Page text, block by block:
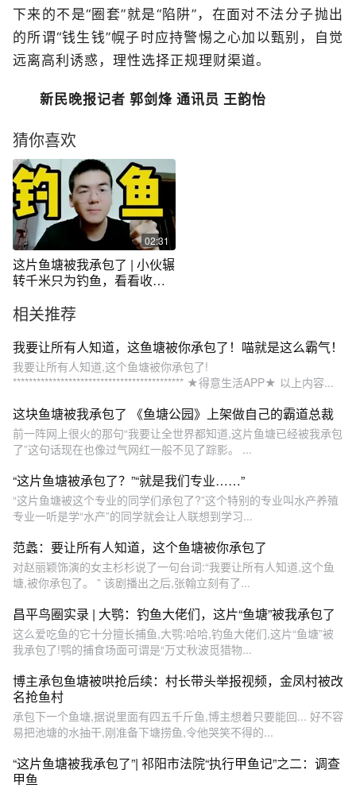
下来的不是“圈套”就是“陷阱”，在面对不法分子抛出
的所谓“钱生钱”幌子时应持警惕之心加以甄别，自觉
远离高利诱惑，理性选择正规理财渠道。
新民晚报记者 郭剑烽 通讯员 王韵怡
猜你喜欢
02:31
这片鱼塘被我承包了 | 小伙辗
转千米只为钓鱼，看看收获
相关推荐
我要让所有人知道，这鱼塘被你承包了！喵就是这么霸气！
我要让所有人知道,这个鱼塘被你承包了!
******************************************* ★得意生活APP★ 以上内容...
这块鱼塘被我承包了 《鱼塘公园》上架做自己的霸道总裁
前一阵网上很火的那句“我要让全世界都知道,这片鱼塘已经被我承包
了”这句话现在也像过气网红一般不见了踪影。 ...
“这片鱼塘被承包了？”“就是我们专业……”
“这片鱼塘被这个专业的同学们承包了?”这个特别的专业叫水产养殖
专业一听是学“水产”的同学就会让人联想到学习...
范蠡：要让所有人知道，这个鱼塘被你承包了
对赵丽颖饰演的女主杉杉说了一句台词:“我要让所有人知道,这个鱼
塘,被你承包了。 ” 该剧播出之后,张翰立刻有了...
昌平鸟圈实录 | 大鹗：钓鱼大佬们，这片“鱼塘”被我承包了
这么爱吃鱼的它十分擅长捕鱼,大鹗:哈哈,钓鱼大佬们,这片“鱼塘”被
我承包了!鹗的捕食场面可谓是“万丈秋波觅猎物...
博主承包鱼塘被哄抢后续：村长带头举报视频，金凤村被改
名抢鱼村
承包下一个鱼塘,据说里面有四五千斤鱼,博主想着只要能回... 好不容
易把池塘的水抽干,刚准备下塘捞鱼,令他哭笑不得的...
“这片鱼塘被我承包了”| 祁阳市法院“执行甲鱼记”之二：调查
甲鱼